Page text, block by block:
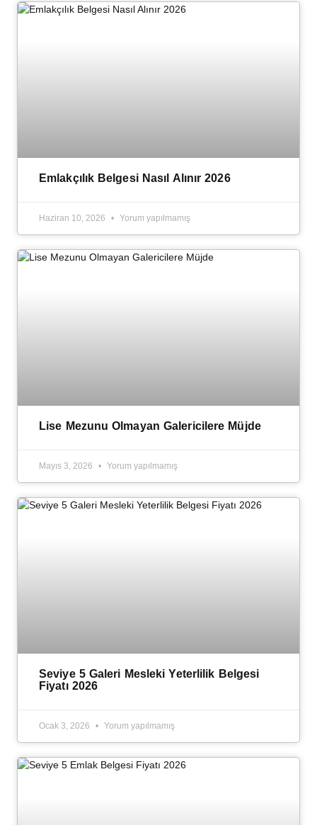
Emlakçılık Belgesi Nasıl Alınır 2026
Haziran 10, 2026 Yorum yapılmamış
Lise Mezunu Olmayan Galericilere Müjde
Mayıs 3, 2026 Yorum yapılmamış
Seviye 5 Galeri Mesleki Yeterlilik Belgesi
Fiyatı 2026
Ocak 3, 2026 Yorum yapılmamış